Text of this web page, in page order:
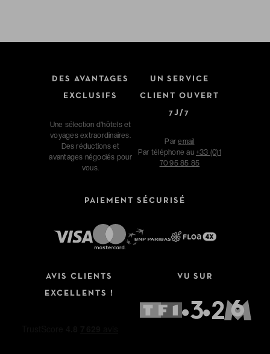
DES AVANTAGES
EXCLUSIFS
Une sélection d'hôtels et
voyages extraordinaires.
Des réductions et
avantages négociés pour
vous.
UN SERVICE
CLIENT OUVERT
7J/7
Paremail
Par téléphone au +33 (0)1
70 95 85 85
PAIEMENT SÉCURISÉ
AVIS CLIENTS
EXCELLENTS !
VU SUR